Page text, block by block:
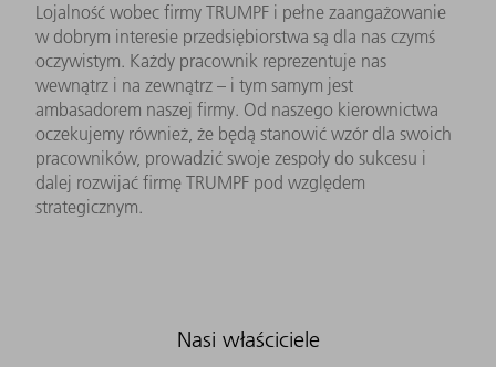
Lojalność wobec firmy TRUMPF i pełne zaangażowanie
w dobrym interesie przedsiębiorstwa są dla nas czymś
oczywistym. Każdy pracownik reprezentuje nas
wewnątrz i na zewnątrz – i tym samym jest
ambasadorem naszej firmy. Od naszego kierownictwa
oczekujemy również, że będą stanowić wzór dla swoich
pracowników, prowadzić swoje zespoły do sukcesu i
dalej rozwijać firmę TRUMPF pod względem
strategicznym.
Nasi właściciele